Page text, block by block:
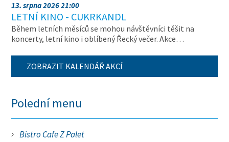
13. srpna 2026 21:00
LETNÍ KINO - CUKRKANDL
Během letních měsíců se mohou návštěvníci těšit na
koncerty, letní kino i oblíbený Řecký večer. Akce…
ZOBRAZIT KALENDÁŘ AKCÍ
Polední menu
Bistro Cafe Z Palet